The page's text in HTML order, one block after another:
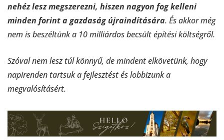
nehéz lesz megszerezni, hiszen nagyon fog kelleni
minden forint a gazdaság újraindítására. És akkor még
nem is beszéltünk a 10 milliárdos becsült építési költségről.
Szóval nem lesz túl könnyű, de mindent elkövetünk, hogy
napirenden tartsuk a fejlesztést és lobbizunk a
megvalósításért.